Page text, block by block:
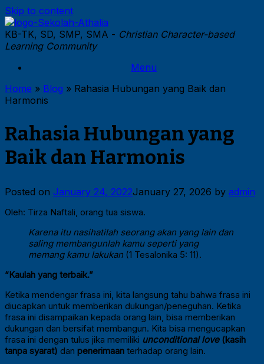
Skip to content
KB-TK, SD, SMP, SMA - Christian Character-based
Learning Community
Menu
Home » Blog » Rahasia Hubungan yang Baik dan
Harmonis
Rahasia Hubungan yang
Baik dan Harmonis
Posted on January 24, 2022January 27, 2026 by admin
Oleh: Tirza Naftali, orang tua siswa.
Karena itu nasihatilah seorang akan yang lain dan
saling membangunlah kamu seperti yang
memang kamu lakukan (1 Tesalonika 5: 11).
“Kaulah yang terbaik.”
Ketika mendengar frasa ini, kita langsung tahu bahwa frasa ini
diucapkan untuk memberikan dukungan/peneguhan. Ketika
frasa ini disampaikan kepada orang lain, bisa memberikan
dukungan dan bersifat membangun. Kita bisa mengucapkan
frasa ini dengan tulus jika memiliki unconditional love (kasih
tanpa syarat) dan penerimaan terhadap orang lain.